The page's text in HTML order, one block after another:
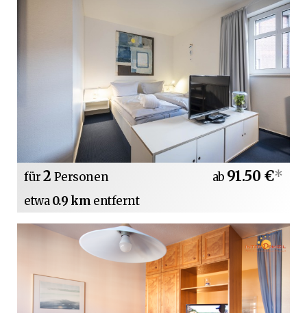
für2 Personen
etwa0.9 km entfernt
ab 91.50 €*